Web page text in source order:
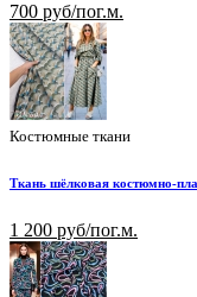
700 руб/пог.м.
Костюмные ткани
Ткань шёлковая костюмно-
1 200 руб/пог.м.